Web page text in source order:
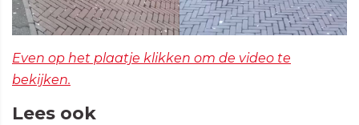
Even op het plaatje klikken om de video te
bekijken.
Lees ook